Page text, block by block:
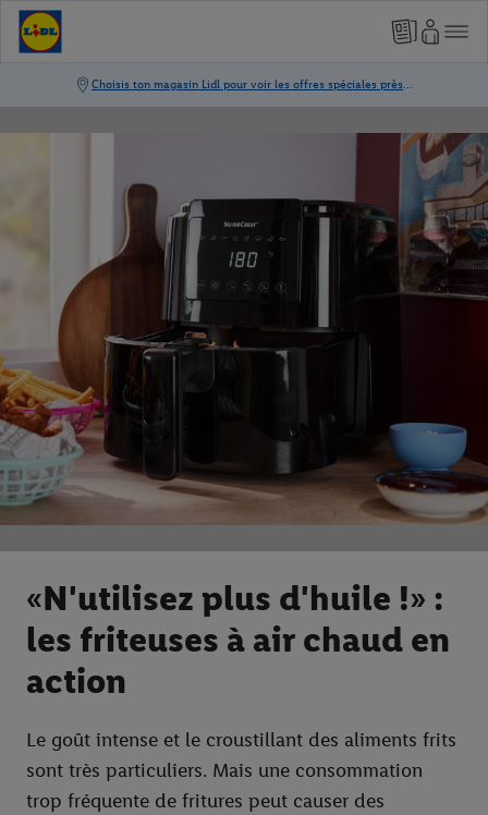
«N'utilisez plus d'huile !» :
les friteuses à air chaud en
action
Le goût intense et le croustillant des aliments frits
sont très particuliers. Mais une consommation
trop fréquente de fritures peut causer des